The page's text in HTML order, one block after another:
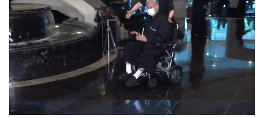
Loaded
81.56%